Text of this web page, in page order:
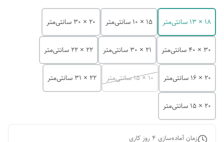
18 × 13 سانتی‌متر 15 × 10 سانتی‌متر 20 × 30 سانتی‌متر
30 × 40 سانتی‌متر 21 × 30 سانتی‌متر 22 × 22 سانتی‌متر
20 × 16 سانتی‌متر 10 × 15 سانتی‌متر 22 × 31 سانتی‌متر
20 × 15 سانتی‌متر
زمان آماده‌سازی 4 روز کاری